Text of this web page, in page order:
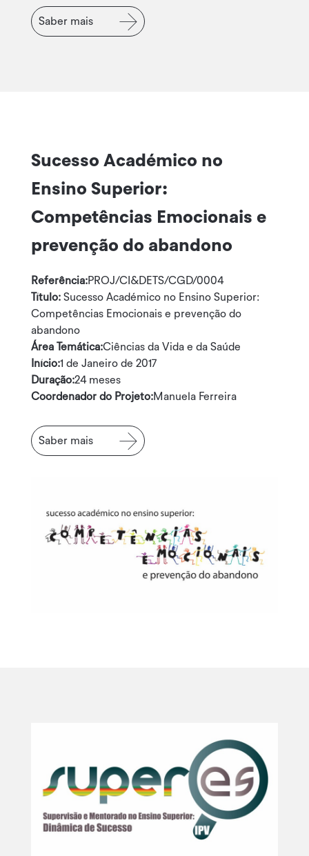
Saber mais
Sucesso Académico no
Ensino Superior:
Competências Emocionais e
prevenção do abandono
Referência:PROJ/CI&DETS/CGD/0004
Título: Sucesso Académico no Ensino Superior:
Competências Emocionais e prevenção do
abandono
Área Temática:Ciências da Vida e da Saúde
Início:1 de Janeiro de 2017
Duração:24 meses
Coordenador do Projeto:Manuela Ferreira
Saber mais